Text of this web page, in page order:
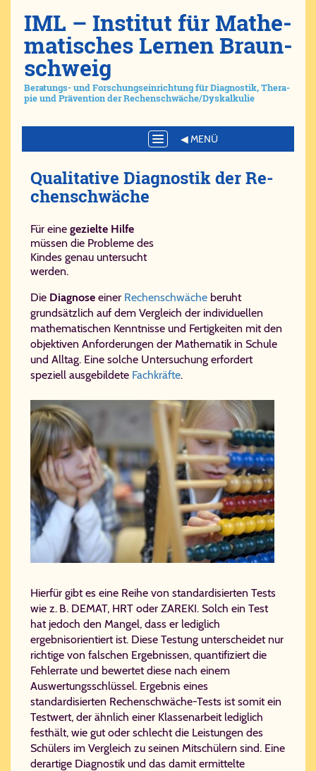
IML – Ins­ti­tut für Ma­the­
ma­ti­sches Ler­nen Braun­
schweig
Be­ra­tungs- und For­schungs­ein­rich­tung für Dia­gno­stik, The­ra­
pie und Prä­ven­ti­on der Re­chen­schwä­che/​Dys­kal­ku­lie
Toggle
Qua­li­ta­ti­ve Dia­gno­stik der Re­
chen­schwä­che
Für eine gezielte Hilfe
müssen die Probleme des
Kindes genau untersucht
werden.
Die Diagnose einer Rechenschwäche beruht
grundsätzlich auf dem Vergleich der individuellen
mathematischen Kenntnisse und Fertigkeiten mit den
objektiven Anforderungen der Mathematik in Schule
und Alltag. Eine solche Untersuchung erfordert
speziell ausgebildete Fachkräfte.
Hierfür gibt es eine Reihe von standardisierten Tests
wie z. B. DEMAT, HRT oder ZAREKI. Solch ein Test
hat jedoch den Mangel, dass er lediglich
ergebnisorientiert ist. Diese Testung unterscheidet nur
richtige von falschen Ergebnissen, quantifiziert die
Fehlerrate und bewertet diese nach einem
Auswertungsschlüssel. Ergebnis eines
standardisierten Rechenschwäche-Tests ist somit ein
Testwert, der ähnlich einer Klassenarbeit lediglich
festhält, wie gut oder schlecht die Leistungen des
Schülers im Vergleich zu seinen Mitschülern sind. Eine
derartige Diagnostik und das damit ermittelte